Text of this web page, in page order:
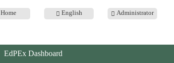
Home English Administrator
EdPEx Dashboard